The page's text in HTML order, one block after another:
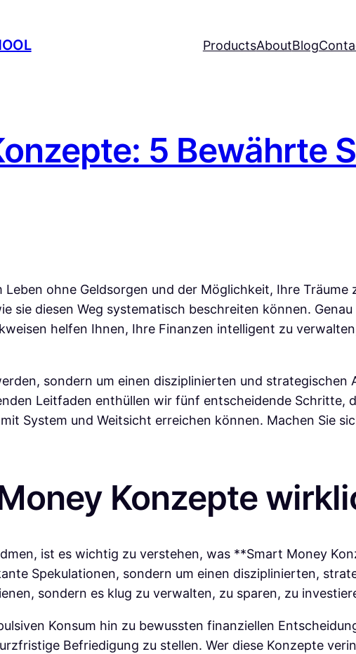
ProductsAboutBlog
5 Bewährte
ohne Geldsorgen und der Möglichkeit, Ihre
sie diesen Weg systematisch beschreiten können.
helfen Ihnen, Ihre Finanzen intelligent zu
sondern um einen disziplinierten und strategischen
Leitfaden enthüllen wir fünf entscheidende Schritte,
System und Weitsicht erreichen können. Machen Sie
Konzepte
ist es wichtig zu verstehen, was **Smart Money
Spekulationen, sondern um einen disziplinierten,
sondern es klug zu verwalten, zu sparen, zu
Konsum hin zu bewussten finanziellen
Befriedigung zu stellen. Wer diese Konzepte